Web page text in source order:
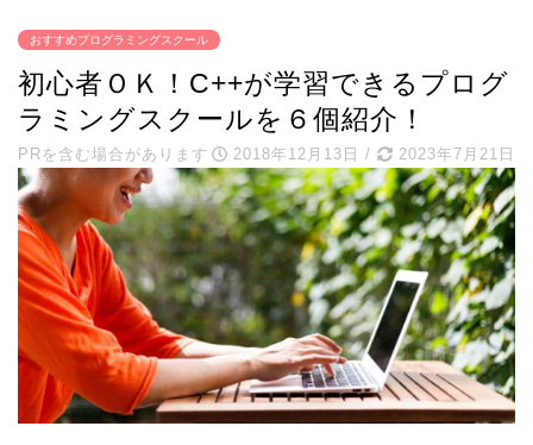
おすすめプログラミングスクール
初心者ＯＫ！C++が学習できるプログ
ラミングスクールを６個紹介！
PRを含む場合があります 2018年12月13日 / 2023年7月21日